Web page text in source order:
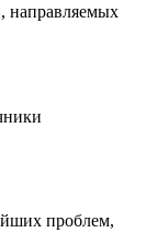
направляемых
проблем,